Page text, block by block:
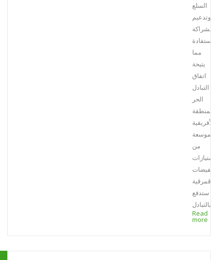
السلع
وتدعيم
للشراكة
مما
يتيحة
اتفاق
التبادل
الحر
المنطقة
الأفريقية
الموسعة
من
امتيازات
ڨمرڨية
ستدفع
Read
more